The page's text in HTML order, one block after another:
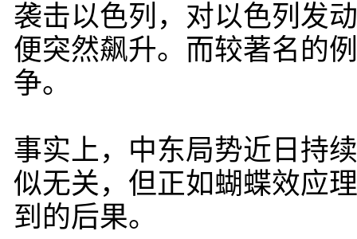
袭击以色列，对以色列发
便突然飙升。而较著名的
争。
事实上，中东局势近日持
似无关，但正如蝴蝶效应
到的后果。